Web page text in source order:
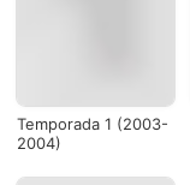
Temporada 1 (2003-
2004)